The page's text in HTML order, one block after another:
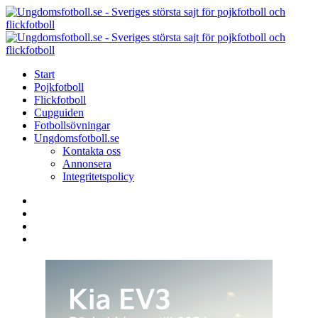
Menu
Search
Menu
Start
Pojkfotboll
Flickfotboll
Cupguiden
Fotbollsövningar
Ungdomsfotboll.se
Kontakta oss
Annonsera
Integritetspolicy